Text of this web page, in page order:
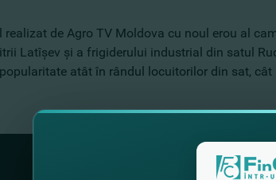
de Agro TV Moldova cu noul erou al
Latîşev şi a frigiderului industrial din satul
atât în rândul locuitorilor din sat,